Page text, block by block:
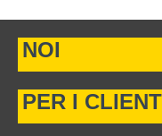
NOI
PER I